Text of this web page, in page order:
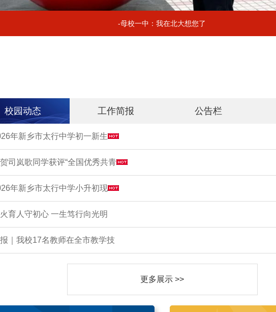
-母校一中：我在北大想您了
校园动态 工作简报 公告栏
年新乡市太行中学初一新生
司岚歌同学获评“全国优秀共青
年新乡市太行中学小升初现
育人守初心 一生笃行向光明
｜我校17名教师在全市教学技
更多展示 >>